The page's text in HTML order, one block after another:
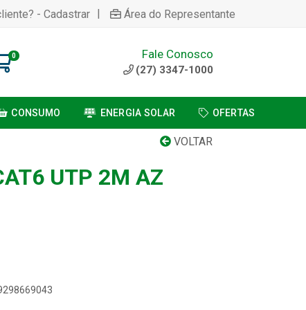
- Cadastrar | Área do Representante
0 Fale Conosco
(27) 3347-1000
CONSUMO ENERGIA SOLAR OFERTAS
VOLTAR
UTP 2M AZ